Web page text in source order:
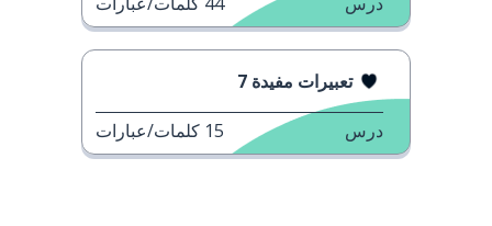
تعبيرات مفيدة 7
درس 15 كلمات/عبارات